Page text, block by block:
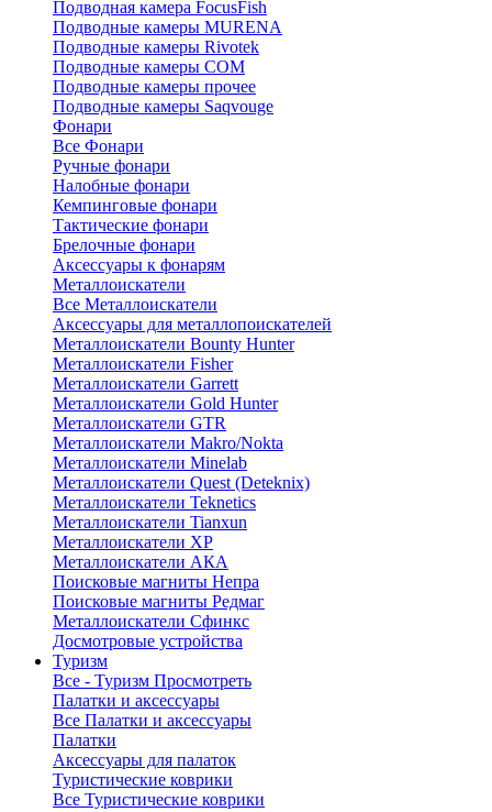
Подводная камера FocusFish
Подводные камеры MURENA
Подводные камеры Rivotek
Подводные камеры СОМ
Подводные камеры прочее
Подводные камеры Saqvouge
Фонари
Все Фонари
Ручные фонари
Налобные фонари
Кемпинговые фонари
Тактические фонари
Брелочные фонари
Аксессуары к фонарям
Металлоискатели
Все Металлоискатели
Аксессуары для металлопоискателей
Металлоискатели Bounty Hunter
Металлоискатели Fisher
Металлоискатели Garrett
Металлоискатели Gold Hunter
Металлоискатели GTR
Металлоискатели Makro/Nokta
Металлоискатели Minelab
Металлоискатели Quest (Deteknix)
Металлоискатели Teknetics
Металлоискатели Tianxun
Металлоискатели XP
Металлоискатели АКА
Поисковые магниты Непра
Поисковые магниты Редмаг
Металлоискатели Сфинкс
Досмотровые устройства
Туризм
Все - Туризм Просмотреть
Палатки и аксессуары
Все Палатки и аксессуары
Палатки
Аксессуары для палаток
Туристические коврики
Все Туристические коврики